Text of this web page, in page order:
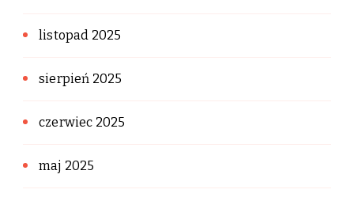
listopad 2025
sierpień 2025
czerwiec 2025
maj 2025